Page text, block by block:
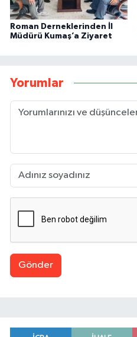
Roman Derneklerinden İl
Müdürü Kumaş’a Ziyaret
Yorumlar
Gönder